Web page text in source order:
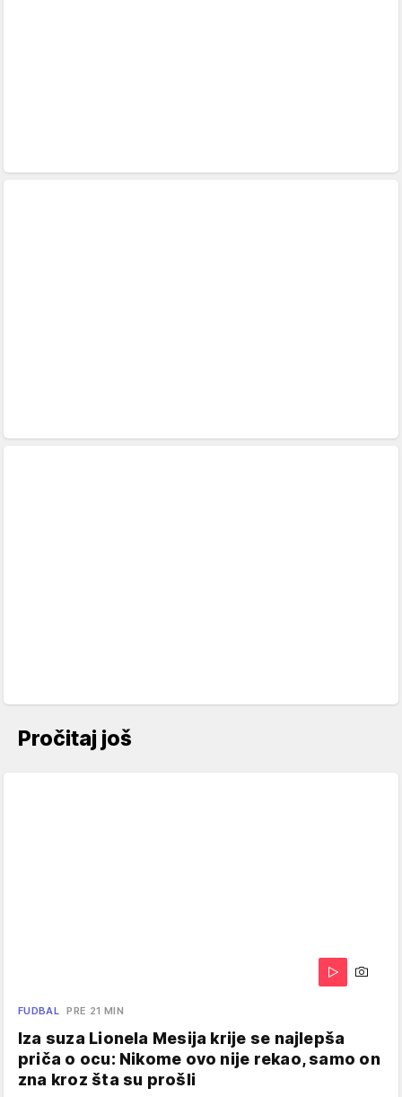
Pročitaj još
FUDBAL PRE 21 MIN
Iza suza Lionela Mesija krije se najlepša
priča o ocu: Nikome ovo nije rekao, samo on
zna kroz šta su prošli